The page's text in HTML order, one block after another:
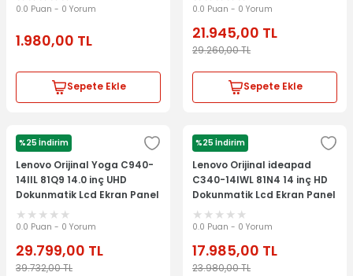
0.0 Puan - 0 Yorum
1.980,00 TL
Sepete Ekle
0.0 Puan - 0 Yorum
21.945,00 TL
29.260,00TL
Sepete Ekle
%25 İndirim
LENOVO
Lenovo Orijinal Yoga C940-
14IIL 81Q9 14.0 inç UHD
Dokunmatik Lcd Ekran Panel
0.0 Puan - 0 Yorum
29.799,00 TL
39.732,00TL
%25 İndirim
LENOVO
Lenovo Orijinal ideapad
C340-14IWL 81N4 14 inç HD
Dokunmatik Lcd Ekran Panel
0.0 Puan - 0 Yorum
17.985,00 TL
23.980,00TL